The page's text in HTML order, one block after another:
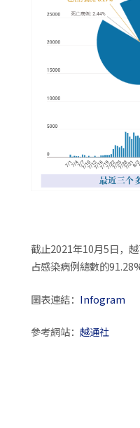
截止2021年10月5日，
占感染病例總數的
圖表連結： Infogram
參考網站： 越通社